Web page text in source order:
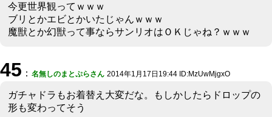
今更世界観ってｗｗｗ
ブリとかエビとかいたじゃんｗｗｗ
魔獣とか幻獣って事ならサンリオはＯＫじゃね？ｗｗｗ
45 ： 名無しのまとぷらさん 2014年1月17日19:44 ID:MzUwMjgxO
ガチャドラもお着替え大変だな。もしかしたらドロップの
形も変わってそう